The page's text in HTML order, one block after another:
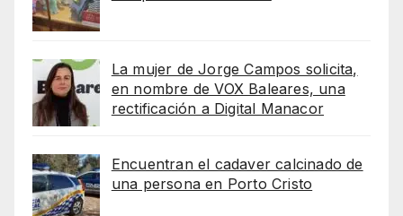
La mujer de Jorge Campos solicita,
en nombre de VOX Baleares, una
rectificación a Digital Manacor
Encuentran el cadaver calcinado de
una persona en Porto Cristo